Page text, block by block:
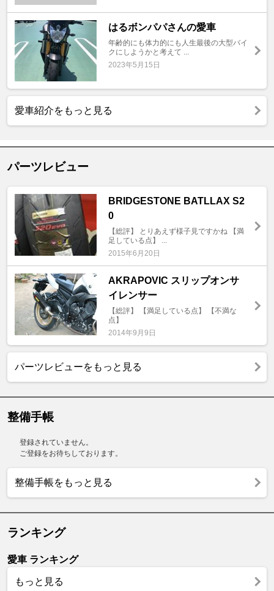
はるボンパパさんの愛車
年齢的にも体力的にも人生最後の大型バイ
クにしようかと考えて ...
2023年5月15日
愛車紹介をもっと見る
パーツレビュー
BRIDGESTONE BATLLAX S2
0
【総評】 とりあえず様子見ですかね 【満
足している点】 ...
2015年6月20日
AKRAPOVIC スリップオンサ
イレンサー
【総評】 【満足している点】 【不満な
点】
2014年9月9日
パーツレビューをもっと見る
整備手帳
登録されていません。
ご登録をお待ちしております。
整備手帳をもっと見る
ランキング
愛車 ランキング
もっと見る